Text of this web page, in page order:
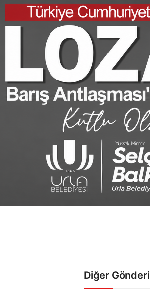
Diğer